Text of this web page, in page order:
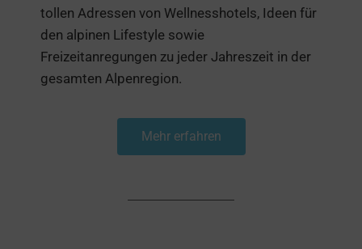
tollen Adressen von Wellnesshotels, Ideen für
den alpinen Lifestyle sowie
Freizeitanregungen zu jeder Jahreszeit in der
gesamten Alpenregion.
Mehr erfahren